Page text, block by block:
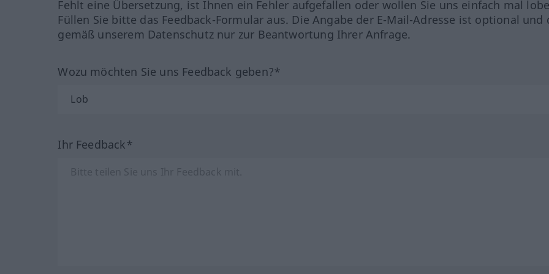
Fehlt eine Übersetzung, ist Ihnen ein Fehler aufgefallen oder wollen Sie uns einfach mal
Füllen Sie bitte das Feedback-Formular aus. Die Angabe der E-Mail-Adresse ist optional und
gemäß unserem Datenschutz nur zur Beantwortung Ihrer Anfrage.
Wozu möchten Sie uns Feedback geben?*
Ihr Feedback*